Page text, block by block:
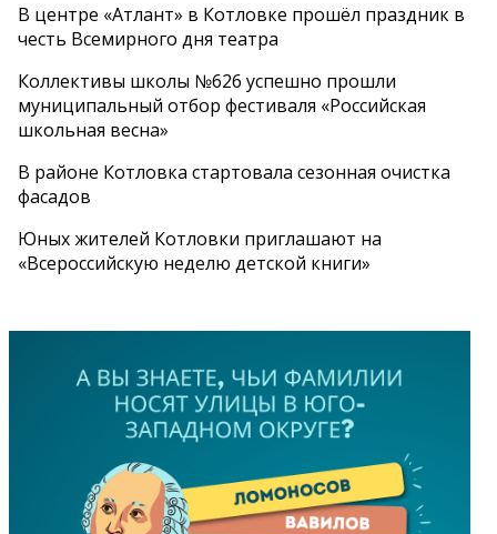
В центре «Атлант» в Котловке прошёл праздник в
честь Всемирного дня театра
Коллективы школы №626 успешно прошли
муниципальный отбор фестиваля «Российская
школьная весна»
В районе Котловка стартовала сезонная очистка
фасадов
Юных жителей Котловки приглашают на
«Всероссийскую неделю детской книги»